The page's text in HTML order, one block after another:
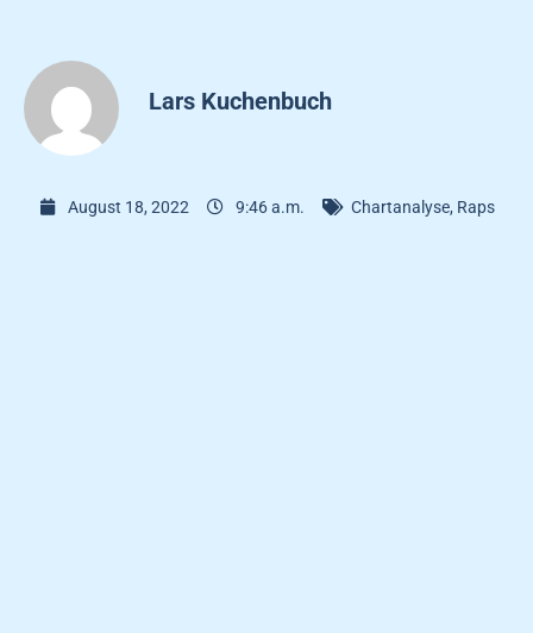
Lars Kuchenbuch
August 18, 2022 9:46 a.m. Chartanalyse, Raps